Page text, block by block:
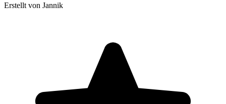
Erstellt von Jannik